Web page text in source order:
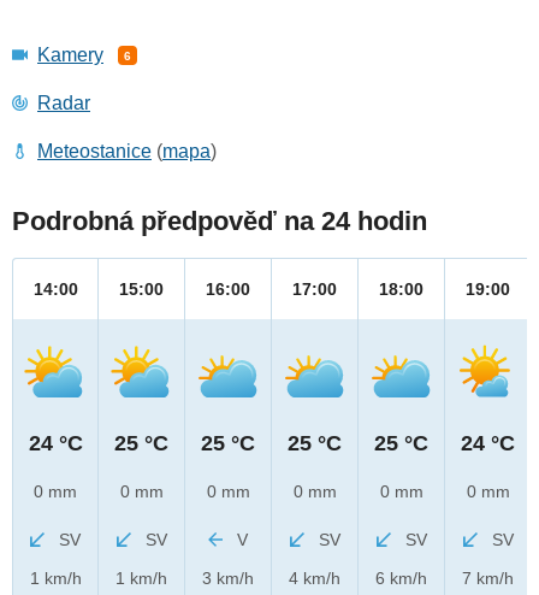
Kamery 6
Radar
Meteostanice (mapa)
Podrobná předpověď na 24 hodin
14:00
24 °C
0 mm
SV
1 km/h
15:00
25 °C
0 mm
SV
1 km/h
16:00
25 °C
0 mm
V
3 km/h
17:00
25 °C
0 mm
SV
4 km/h
18:00
25 °C
0 mm
SV
6 km/h
19:00
24 °C
0 mm
SV
7 km/h